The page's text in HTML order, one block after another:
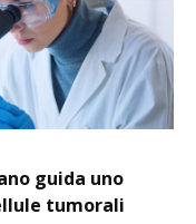
guida uno
tumorali